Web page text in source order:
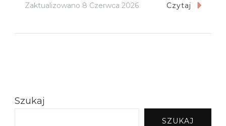
Zaktualizowano 8 Czerwca 2026 Czytaj
Szukaj
SZUKAJ